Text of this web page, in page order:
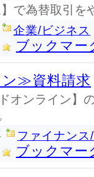
で為替取引を
企業/ビジネス
ブックマー
ン≫資料請求
オンライン】
ファイナンス
ブックマー